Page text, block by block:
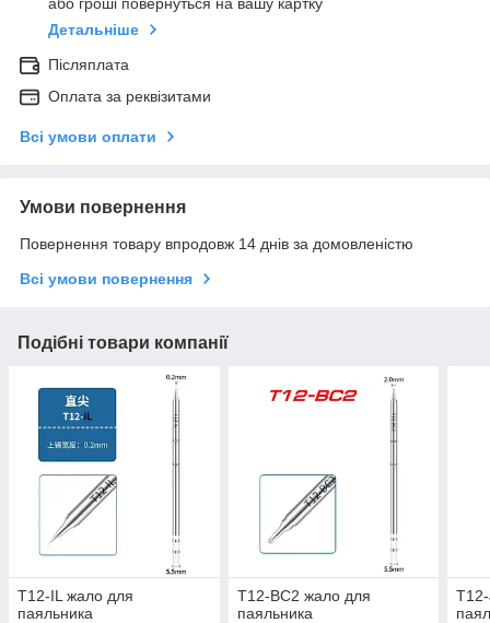
Детальніше
Післяплата
Оплата за реквізитами
Всі умови оплати
Умови повернення
Повернення товару впродовж 14 днів за домовленістю
Всі умови повернення
Подібні товари компанії
T12-IL жало для
паяльника
T12-BC2 жало для
паяльника